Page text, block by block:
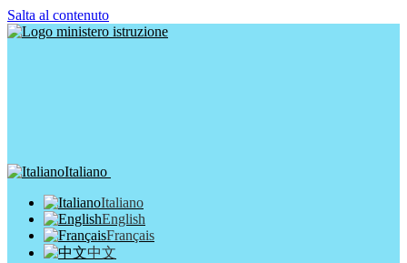
Salta al contenuto
Italiano
Italiano
English
Français
中文